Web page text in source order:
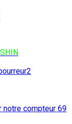
notre compteur 69